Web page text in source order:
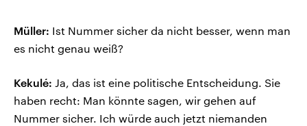
Müller: Ist Nummer sicher da nicht besser, wenn man
es nicht genau weiß?
Kekulé: Ja, das ist eine politische Entscheidung. Sie
haben recht: Man könnte sagen, wir gehen auf
Nummer sicher. Ich würde auch jetzt niemanden